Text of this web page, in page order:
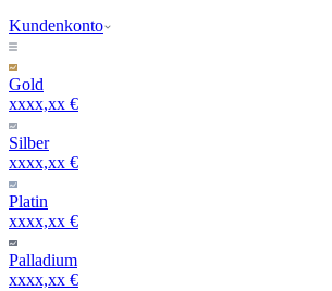
Kundenkonto
Gold
xxxx,xx €
Silber
xxxx,xx €
Platin
xxxx,xx €
Palladium
xxxx,xx €